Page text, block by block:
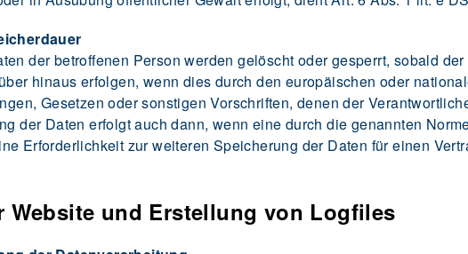
der betroffenen Person werden gelöscht oder gesperrt, sobald
hinaus erfolgen, wenn dies durch den europäischen oder
Gesetzen oder sonstigen Vorschriften, denen der
der Daten erfolgt auch dann, wenn eine durch die genannten
Erforderlichkeit zur weiteren Speicherung der Daten für einen
Website und Erstellung von Logfiles